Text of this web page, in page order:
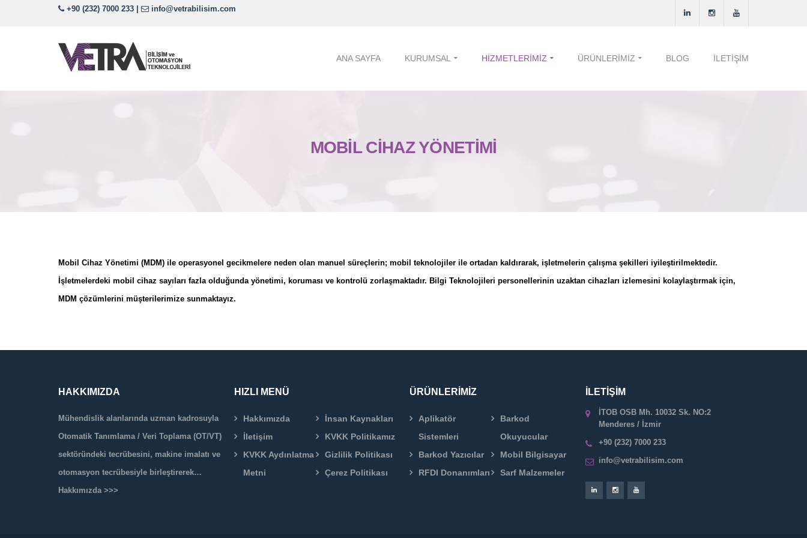
+90 (232) 7000 233 info@vetrabilisim.com
ANA SAYFA KURUMSAL HIZMETLERIMIZ ÜRÜNLERIMIZ BLOG İLETIŞIM
MOBIL CIHAZ YÖNETIMI
Mobil Cihaz Yönetimi (MDM) ile operasyonel gecikmelere neden olan manuel süreçlerin; mobil teknolojiler ile ortadan kaldırarak, işletmelerin çalışma şekilleri iyileştirilmektedir.
İşletmelerdeki mobil cihaz sayıları fazla olduğunda yönetimi, koruması ve kontrolü zorlaşmaktadır. Bilgi Teknolojileri personellerinin uzaktan cihazları izlemesini kolaylaştırmak için,
MDM çözümlerini müşterilerimize sunmaktayız.
HAKKIMIZDA
Mühendislik alanlarında uzman kadrosuyla
Otomatik Tanımlama / Veri Toplama (OT/VT)
sektöründeki tecrübesini, makine imalatı ve
otomasyon tecrübesiyle birleştirerek…
Hakkımızda >>>
HIZLI MENÜ
Hakkımızda
İnsan Kaynakları
İletişim
KVKK Politikamız
KVKK Aydınlatma
Metni
Gizlilik Politikası
Çerez Politikası
ÜRÜNLERİMİZ
Aplikatör
Sistemleri
Barkod
Okuyucular
Barkod Yazıcılar
Mobil Bilgisayar
RFDI Donanımları
Sarf Malzemeler
İLETİŞİM
İTOB OSB Mh. 10032 Sk. NO:2
Menderes / İzmir
+90 (232) 7000 233
info@vetrabilisim.com